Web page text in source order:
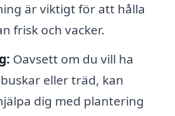
är viktigt för att hålla
frisk och vacker.
Oavsett om du vill ha
eller träd, kan
dig med plantering